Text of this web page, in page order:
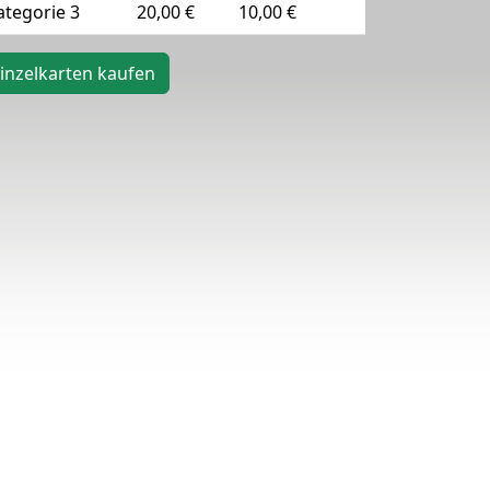
3 20,00 € 10,00 €
kaufen